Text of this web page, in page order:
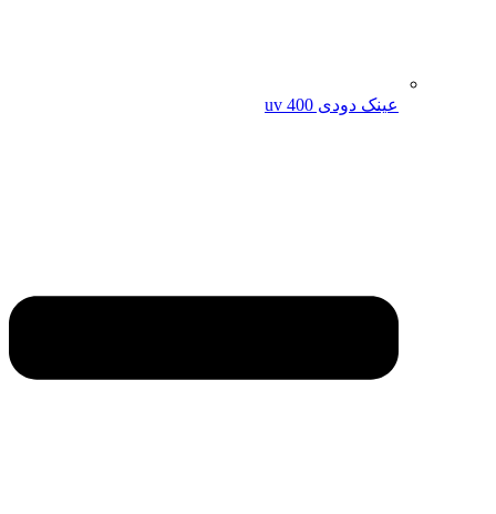
عینک دودی uv 400